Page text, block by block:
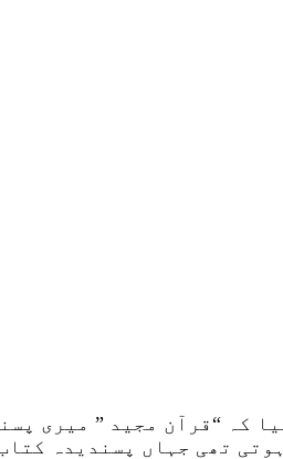
کہ “قرآن مجید ” میری
تھی جہاں پسندیدہ